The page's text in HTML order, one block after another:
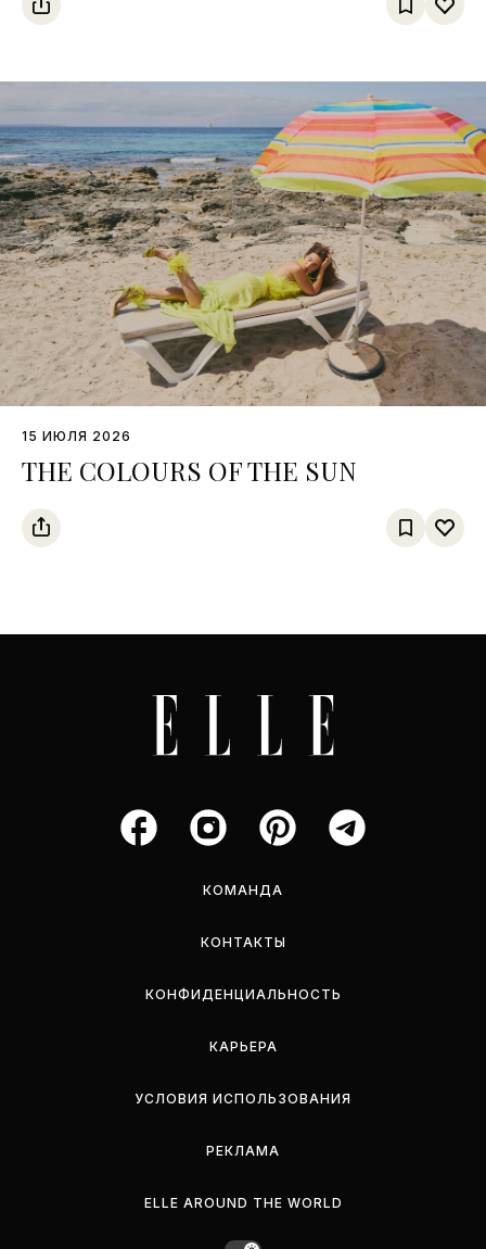
15 ИЮЛЯ 2026
THE COLOURS OF THE SUN
КОМАНДА
КОНТАКТЫ
КОНФИДЕНЦИАЛЬНОСТЬ
КАРЬЕРА
УСЛОВИЯ ИСПОЛЬЗОВАНИЯ
РЕКЛАМА
ELLE AROUND THE WORLD